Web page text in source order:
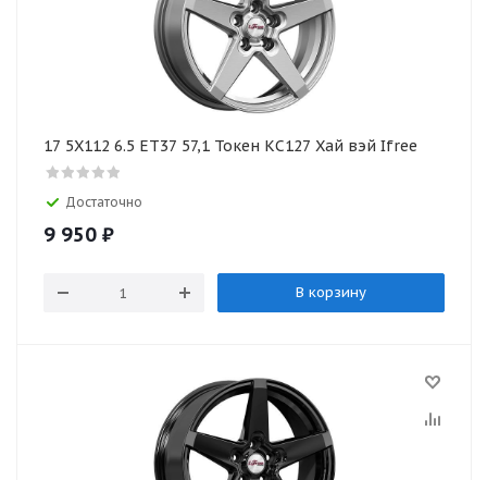
17 5X112 6.5 ET37 57,1 Токен КС127 Хай вэй Ifree
Достаточно
9 950 ₽
В корзину